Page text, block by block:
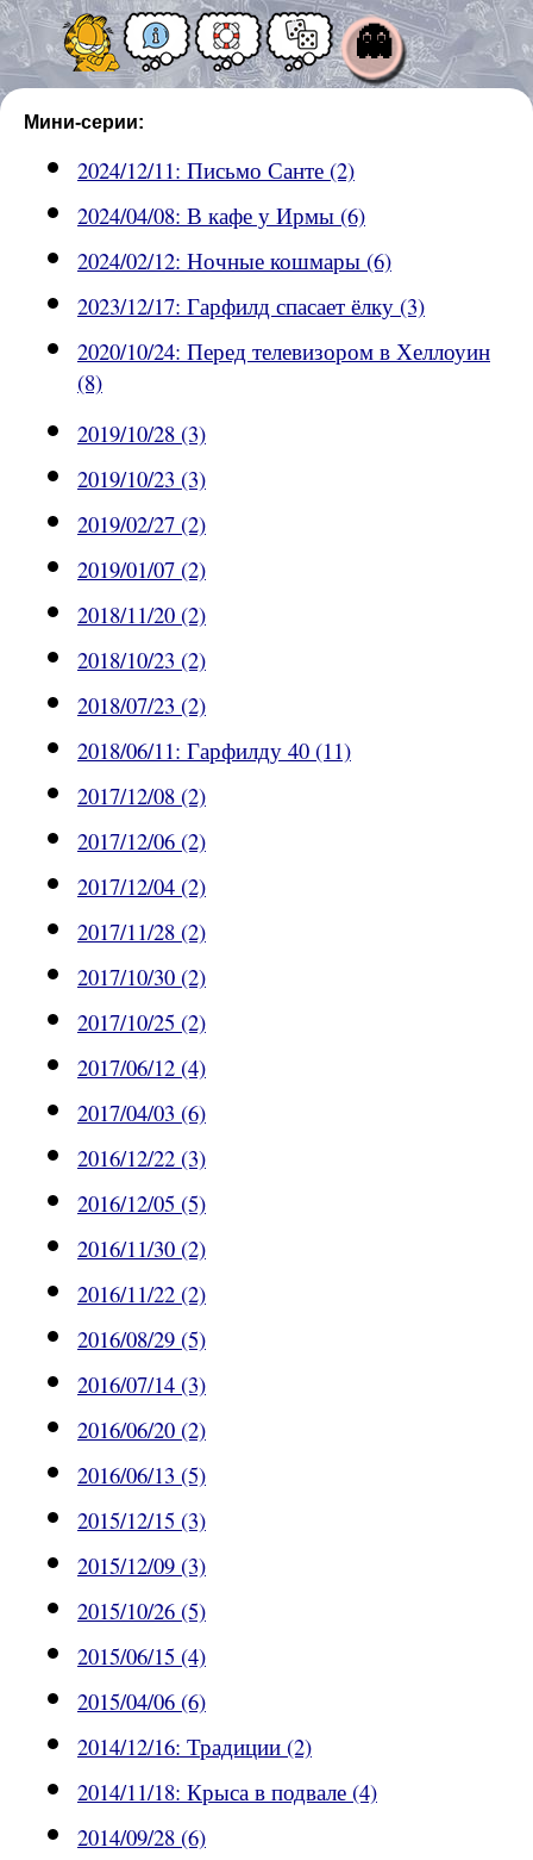
👻
Мини-серии:
2024/12/11: Письмо Санте (2)
2024/04/08: В кафе у Ирмы (6)
2024/02/12: Ночные кошмары (6)
2023/12/17: Гарфилд спасает ёлку (3)
2020/10/24: Перед телевизором в Хеллоуин
(8)
2019/10/28 (3)
2019/10/23 (3)
2019/02/27 (2)
2019/01/07 (2)
2018/11/20 (2)
2018/10/23 (2)
2018/07/23 (2)
2018/06/11: Гарфилду 40 (11)
2017/12/08 (2)
2017/12/06 (2)
2017/12/04 (2)
2017/11/28 (2)
2017/10/30 (2)
2017/10/25 (2)
2017/06/12 (4)
2017/04/03 (6)
2016/12/22 (3)
2016/12/05 (5)
2016/11/30 (2)
2016/11/22 (2)
2016/08/29 (5)
2016/07/14 (3)
2016/06/20 (2)
2016/06/13 (5)
2015/12/15 (3)
2015/12/09 (3)
2015/10/26 (5)
2015/06/15 (4)
2015/04/06 (6)
2014/12/16: Традиции (2)
2014/11/18: Крыса в подвале (4)
2014/09/28 (6)